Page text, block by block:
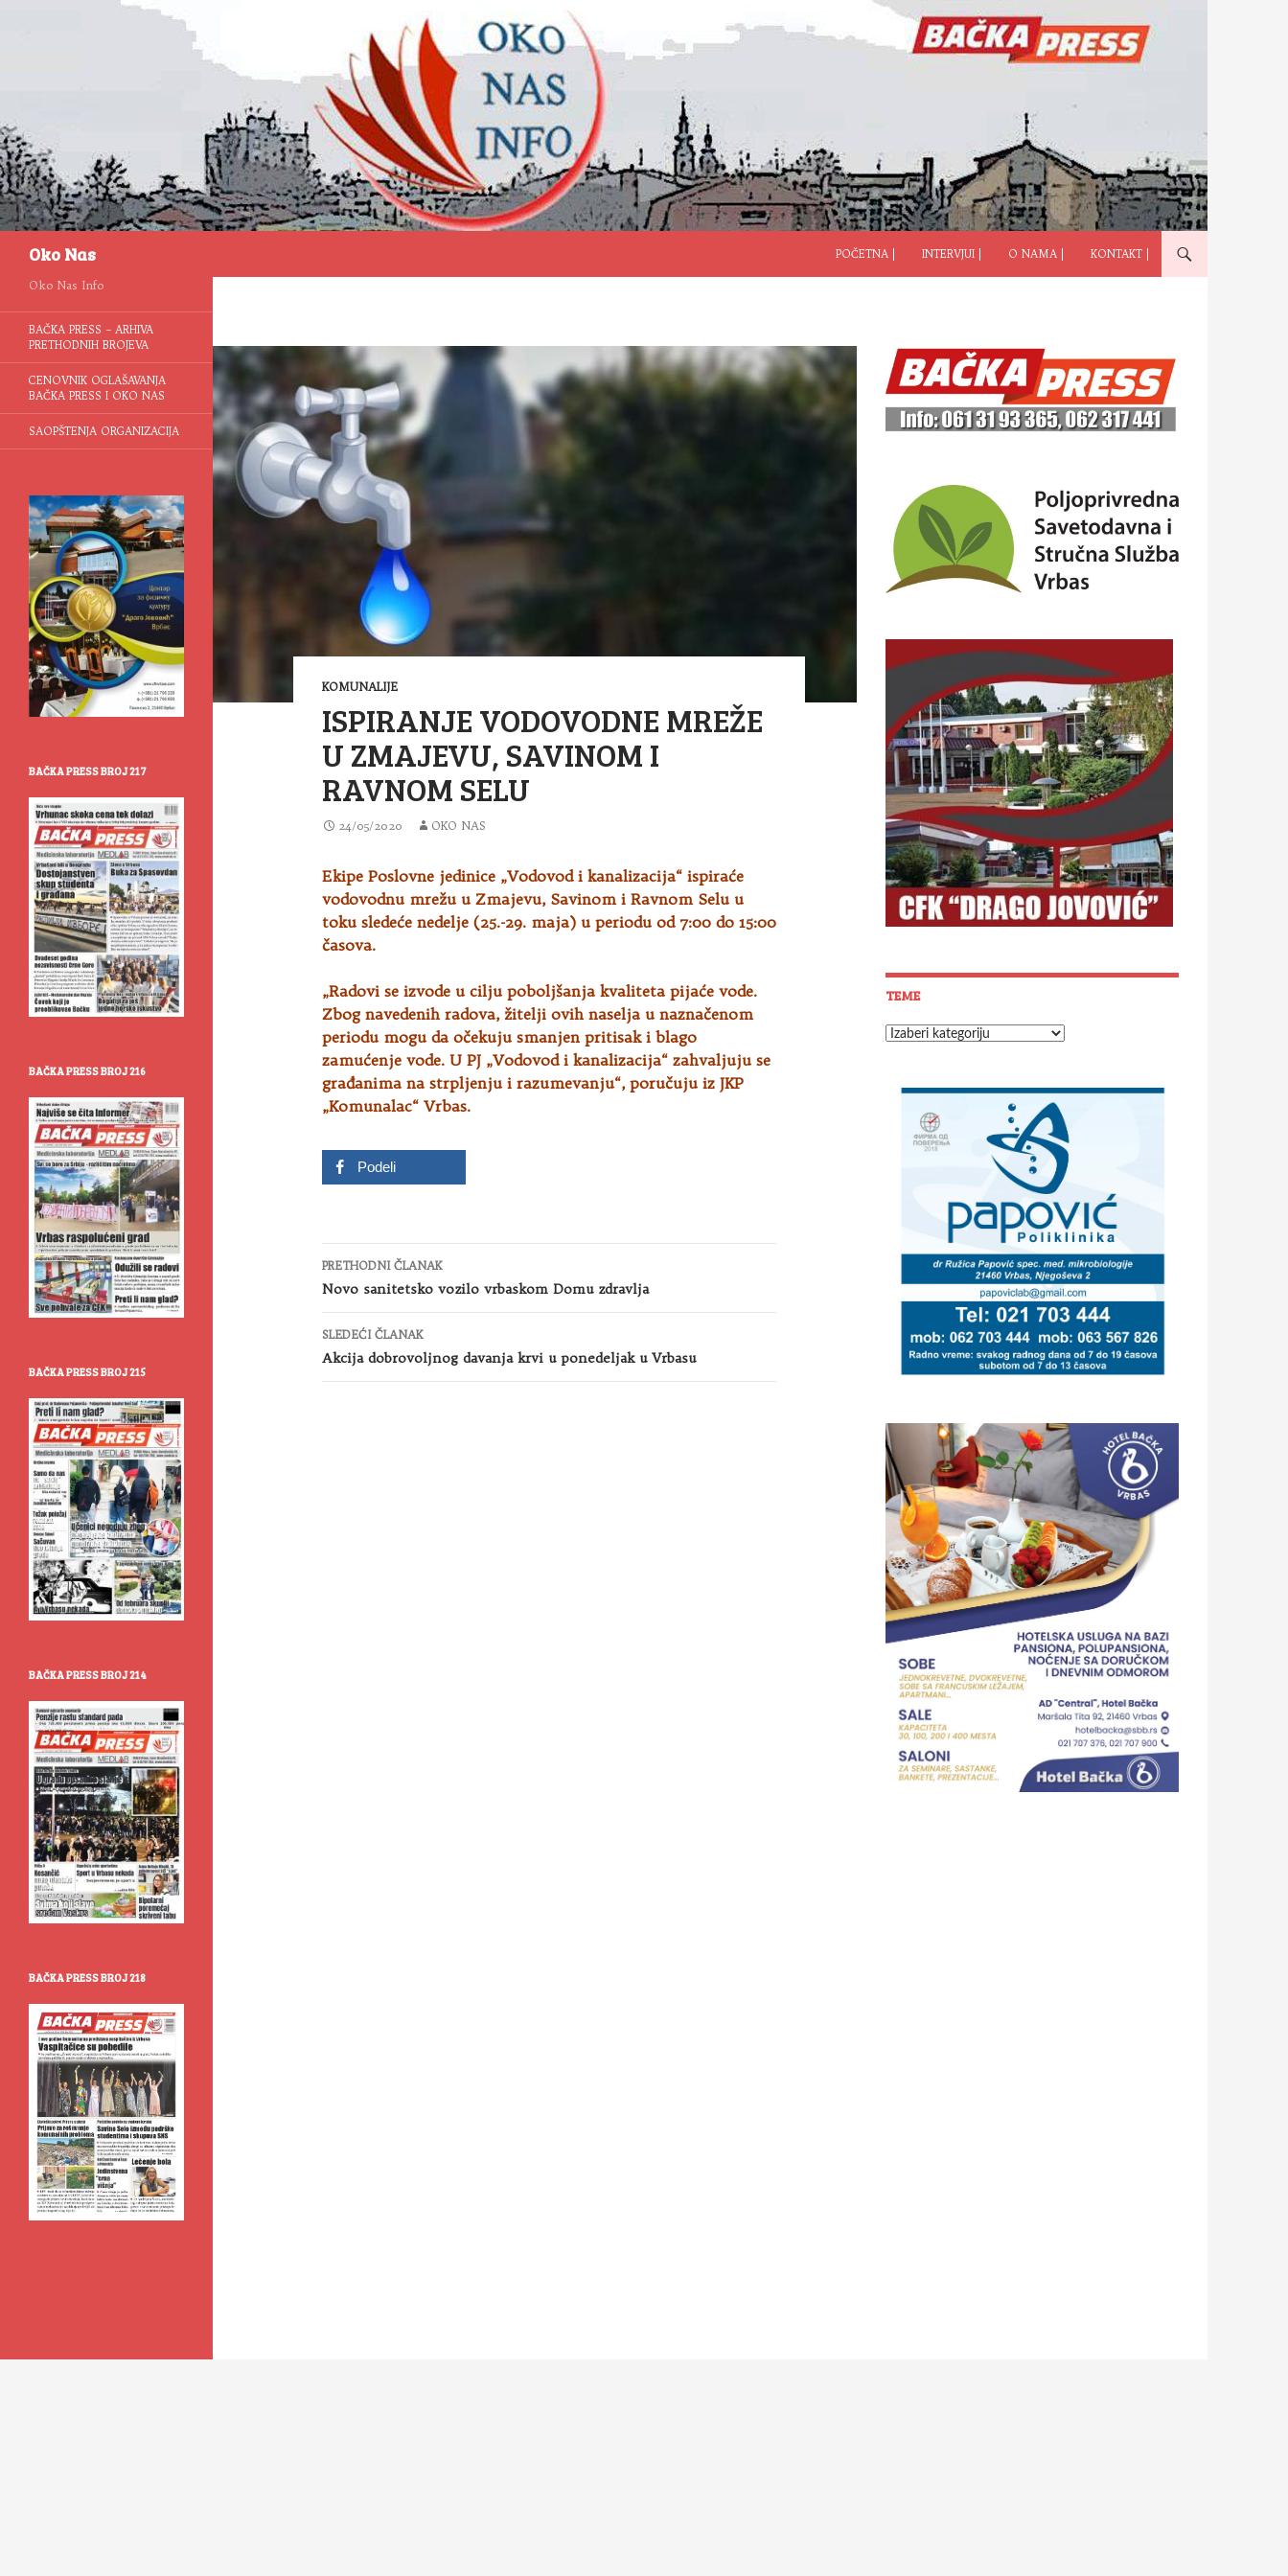
Oko Nas
POČETNA |
INTERVJUI | O NAMA | KONTAKT |
KOMUNALIJE
ISPIRANJE VODOVODNE MREŽE
U ZMAJEVU, SAVINOM I
RAVNOM SELU
24/05/2020 OKO NAS
Ekipe Poslovne jedinice „Vodovod i kanalizacija“ ispiraće
vodovodnu mrežu u Zmajevu, Savinom i Ravnom Selu u
toku sledeće nedelje (25.-29. maja) u periodu od 7:00 do 15:00
časova.
„Radovi se izvode u cilju poboljšanja kvaliteta pijaće vode.
Zbog navedenih radova, žitelji ovih naselja u naznačenom
periodu mogu da očekuju smanjen pritisak i blago
zamućenje vode. U PJ „Vodovod i kanalizacija“ zahvaljuju se
građanima na strpljenju i razumevanju“, poručuju iz JKP
„Komunalac“ Vrbas.
Podeli
Kretanje
članaka
PRETHODNI ČLANAK
Novo sanitetsko vozilo vrbaskom Domu zdravlja
SLEDEĆI ČLANAK
Akcija dobrovoljnog davanja krvi u ponedeljak u Vrbasu
TEME
Teme
Oko Nas Info
BAČKA PRESS – ARHIVA
PRETHODNIH BROJEVA
CENOVNIK OGLAŠAVANJA
BAČKA PRESS I OKO NAS
SAOPŠTENJA ORGANIZACIJA
BAČKA PRESS BROJ 217
BAČKA PRESS BROJ 216
BAČKA PRESS BROJ 215
BAČKA PRESS BROJ 214
BAČKA PRESS BROJ 218